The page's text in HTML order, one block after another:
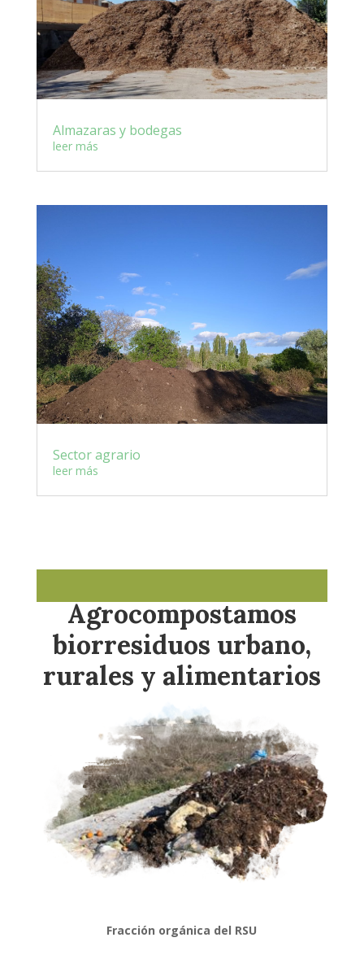
Almazaras y bodegas
leer más
Sector agrario
leer más
Agrocompostamos
biorresiduos urbano,
rurales y alimentarios
Fracción orgánica del RSU